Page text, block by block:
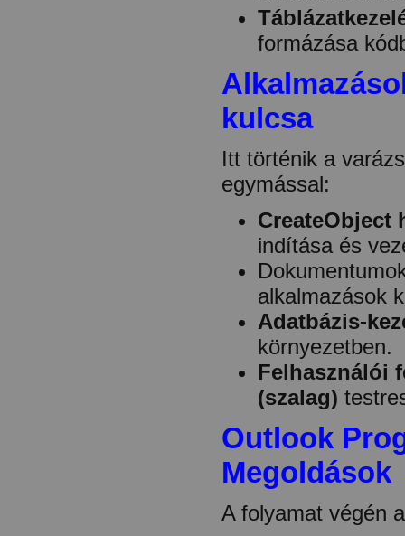
formázása
kulcsa
Itt történik a
egymással:
CreateObject
indítása és
alkalmazások
Adatbázis-
környezetben.
Felhasználói
(szalag)
Outlook
Megoldások
A folyamat végén